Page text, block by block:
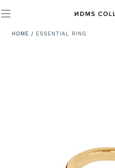
CONTENUTO
HOME / ESSENTIAL RING